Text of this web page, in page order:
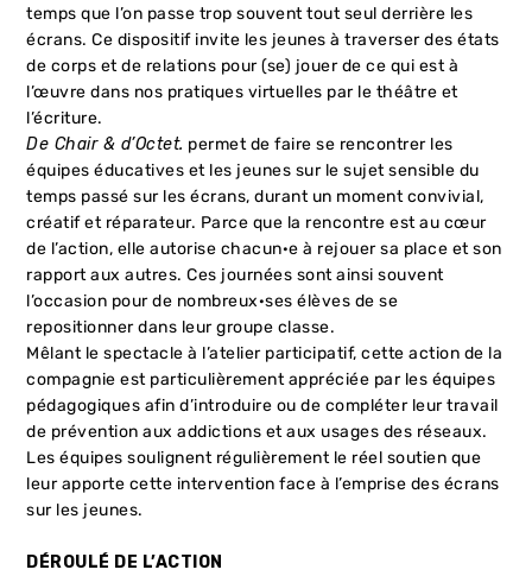
temps que l’on passe trop souvent tout seul derrière les
écrans. Ce dispositif invite les jeunes à traverser des états
de corps et de relations pour (se) jouer de ce qui est à
l’œuvre dans nos pratiques virtuelles par le théâtre et
l’écriture.
De Chair & d’Octet. permet de faire se rencontrer les
équipes éducatives et les jeunes sur le sujet sensible du
temps passé sur les écrans, durant un moment convivial,
créatif et réparateur. Parce que la rencontre est au cœur
de l’action, elle autorise chacun·e à rejouer sa place et son
rapport aux autres. Ces journées sont ainsi souvent
l’occasion pour de nombreux·ses élèves de se
repositionner dans leur groupe classe.
Mêlant le spectacle à l’atelier participatif, cette action de la
compagnie est particulièrement appréciée par les équipes
pédagogiques afin d’introduire ou de compléter leur travail
de prévention aux addictions et aux usages des réseaux.
Les équipes soulignent régulièrement le réel soutien que
leur apporte cette intervention face à l’emprise des écrans
sur les jeunes.
DÉROULÉ DE L’ACTION